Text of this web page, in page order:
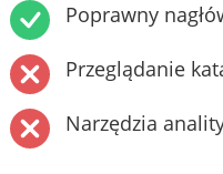
Poprawny
Przeglądanie
Narzędzia